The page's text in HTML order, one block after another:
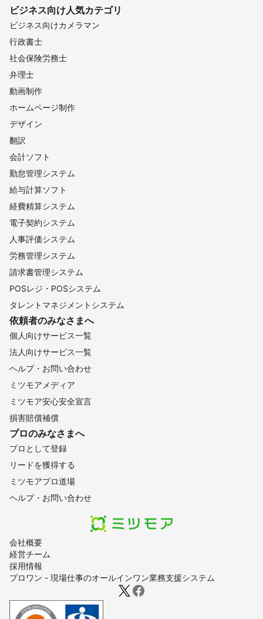
会社概要
経営チーム
採用情報
プロワン - 現場仕事のオールインワン業務支援システム
ビジネス向け人気カテゴリ
ビジネス向けカメラマン
行政書士
社会保険労務士
弁理士
動画制作
ホームページ制作
デザイン
翻訳
会計ソフト
勤怠管理システム
給与計算ソフト
経費精算システム
電子契約システム
人事評価システム
労務管理システム
請求書管理システム
POSレジ・POSシステム
タレントマネジメントシステム
依頼者のみなさまへ
個人向けサービス一覧
法人向けサービス一覧
ヘルプ・お問い合わせ
ミツモアメディア
ミツモア安心安全宣言
損害賠償補償
プロのみなさまへ
プロとして登録
リードを獲得する
ミツモアプロ道場
ヘルプ・お問い合わせ